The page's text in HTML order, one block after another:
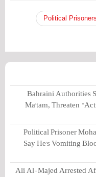
Political Prisoners
Bahraini Authorities
Ma'tam, Threaten
Political Prisoner
Say He's Vomiting
Ali Al-Majed Arrested